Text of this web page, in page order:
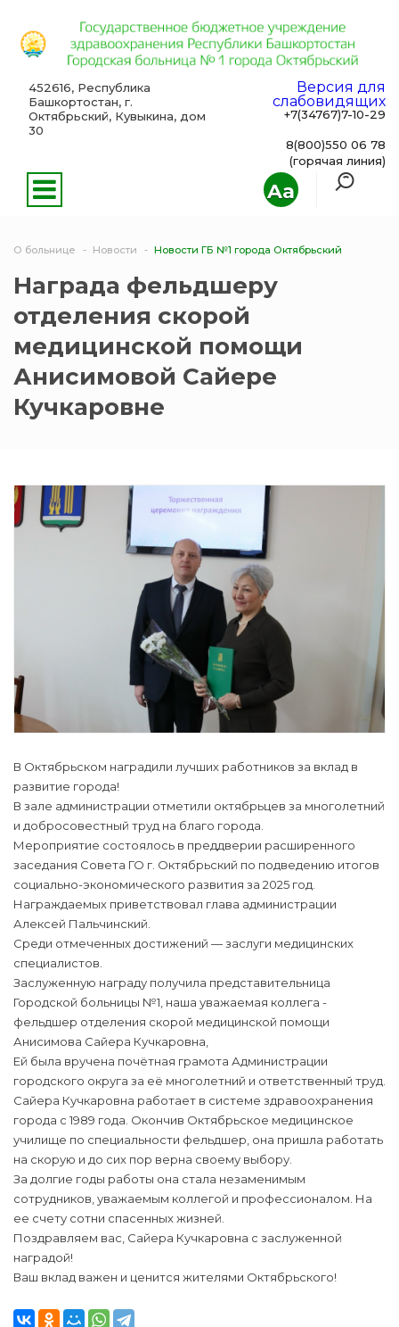
Aa
452616, Республика
Башкортостан, г.
Октябрьский, Кувыкина, дом
30
Версия для
слабовидящих
+7(34767)7-10-29
8(800)550 06 78
(горячая линия)
О больнице Новости Новости ГБ №1 города Октябрьский
Награда фельдшеру
отделения скорой
медицинской помощи
Анисимовой Сайере
Кучкаровне
В Октябрьском наградили лучших работников за вклад в
развитие города!
В зале администрации отметили октябрьцев за многолетний
и добросовестный труд на благо города.
Мероприятие состоялось в преддверии расширенного
заседания Совета ГО г. Октябрьский по подведению итогов
социально-экономического развития за 2025 год.
Награждаемых приветствовал глава администрации
Алексей Пальчинский.
Среди отмеченных достижений — заслуги медицинских
специалистов.
Заслуженную награду получила представительница
Городской больницы №1, наша уважаемая коллега -
фельдшер отделения скорой медицинской помощи
Анисимова Сайера Кучкаровна,
Ей была вручена почётная грамота Администрации
городского округа за её многолетний и ответственный труд.
Сайера Кучкаровна работает в системе здравоохранения
города с 1989 года. Окончив Октябрьское медицинское
училище по специальности фельдшер, она пришла работать
на скорую и до сих пор верна своему выбору.
За долгие годы работы она стала незаменимым
сотрудников, уважаемым коллегой и профессионалом. На
ее счету сотни спасенных жизней.
Поздравляем вас, Сайера Кучкаровна с заслуженной
наградой!
Ваш вклад важен и ценится жителями Октябрьского!